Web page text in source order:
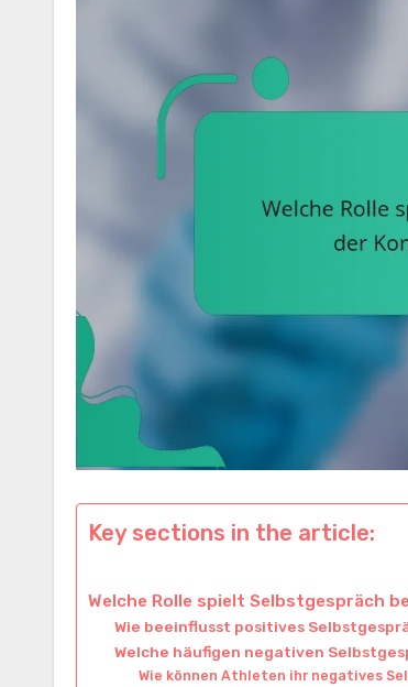
Key sections in the article:
Welche Rolle spielt Selbstgespräch
Wie beeinflusst positives
Welche häufigen negativen
Wie können Athleten ihr negatives